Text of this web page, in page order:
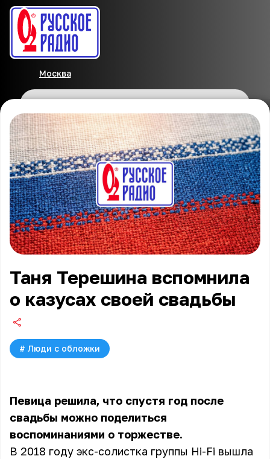
Москва
Таня Терешина вспомнила
о казусах своей свадьбы
# Люди с обложки
Певица решила, что спустя год после
свадьбы можно поделиться
воспоминаниями о торжестве.
В 2018 году экс-солистка группы Hi-Fi вышла